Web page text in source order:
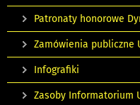
Patronaty honorowe
Zamówienia publiczne
Infografiki
Zasoby Informatorium